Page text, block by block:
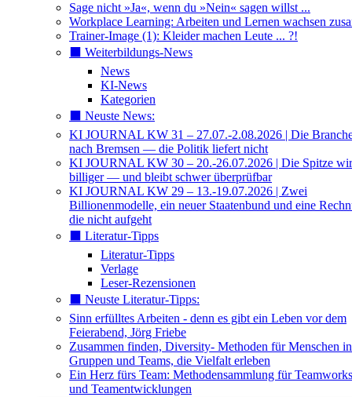
Sage nicht »Ja«, wenn du »Nein« sagen willst ...
Workplace Learning: Arbeiten und Lernen wachsen
Trainer-Image (1): Kleider machen Leute ... ?!
⬛️ Weiterbildungs-News
News
KI-News
Kategorien
⬛️ Neuste News:
KI JOURNAL KW 31 – 27.07.-2.08.2026 | Die
nach Bremsen — die Politik liefert nicht
KI JOURNAL KW 30 – 20.-26.07.2026 | Die Spitze
billiger — und bleibt schwer überprüfbar
KI JOURNAL KW 29 – 13.-19.07.2026 | Zwei
Billionenmodelle, ein neuer Staatenbund und eine
die nicht aufgeht
⬛️ Literatur-Tipps
Literatur-Tipps
Verlage
Leser-Rezensionen
⬛️ Neuste Literatur-Tipps:
Sinn erfülltes Arbeiten - denn es gibt ein Leben vor dem
Feierabend, Jörg Friebe
Zusammen finden, Diversity- Methoden für Menschen in
Gruppen und Teams, die Vielfalt erleben
Ein Herz fürs Team: Methodensammlung für
und Teamentwicklungen